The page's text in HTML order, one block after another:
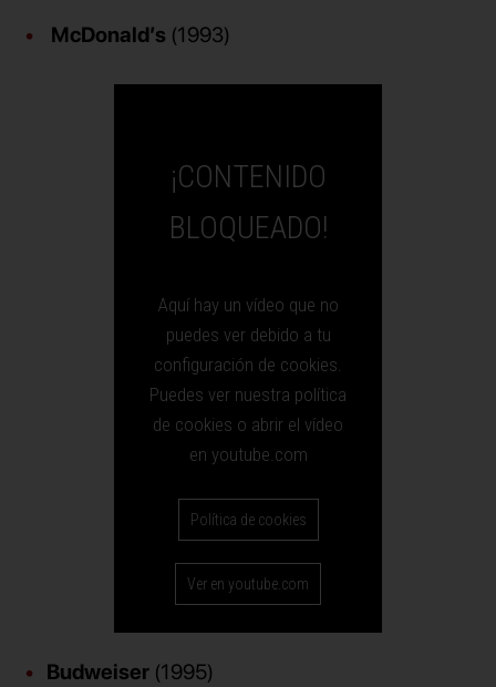
McDonald’s (1993)
¡CONTENIDO
BLOQUEADO!
Aquí hay un vídeo que no
puedes ver debido a tu
configuración de cookies.
Puedes ver nuestra política
de cookies o abrir el vídeo
en youtube.com
Política de cookies
Ver en youtube.com
Budweiser (1995)